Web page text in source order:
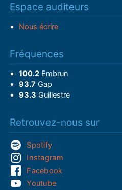
Espace auditeurs
Nous écrire
Fréquences
100.2Embrun
93.7 Gap
93.3 Guillestre
Retrouvez-nous sur
Spotify
Instagram
Facebook
Youtube